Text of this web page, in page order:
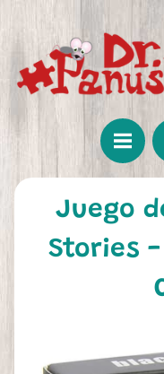
Juego
Stories -